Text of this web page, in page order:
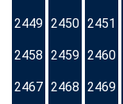
2449 2450 2451
2458 2459 2460
2467 2468 2469